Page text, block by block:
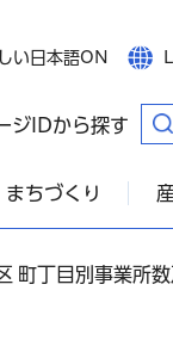
い日本語ON
ジIDから探す
まちづくり
丁目別事業所